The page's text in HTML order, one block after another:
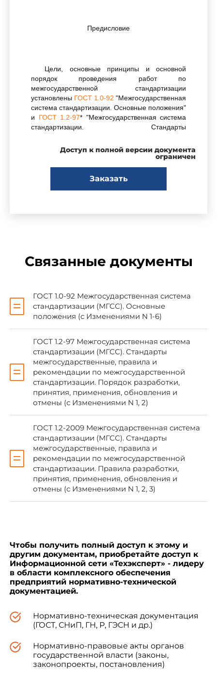
Предисловие
Цели, основные принципы и основной
порядок проведения работ по
межгосударственной стандартизации
установлены ГОСТ 1.0-92 "Межгосударственная
система стандартизации. Основные положения"
и ГОСТ 1.2-97* "Межгосударственная система
стандартизации. Стандарты
по межгосударственной стандартизации.
Порядок разработки, принятия, применения,
обновления, отмены"
Сведения о стандарте
1 РАЗРАБОТАН Федеральным
государственным унитарным предприятием
Всероссийским научно-исследовательским
некоммерческой организацией Научно-
исследовательским центром CALS-технологий
"Прикладная логистика" (АНО НИЦ CALS-
технологий "Прикладная логистика")
ВНЕСЕН Федеральным агентством по
техническому регулированию и метрологии
2 ПРИНЯТ Межгосударственным советом
по стандартизации, метрологии и
сертификации (протокол N 23 от 28 февраля
2006 г.)
За принятие проголосовали:
страны по МК (ИСО 3166)
004-97
по МК (ИСО 3166)
004-97
Азербайджан AZ
Армения
Беларусь
Казахстан
Кыргызстан KG
Молдова MD
Доступ к полной версии документа
ограничен
Заказать
Связанные документы
ГОСТ 1.0-92 Межгосударственная система
стандартизации (МГСС). Основные
положения (с Изменениями N 1-6)
ГОСТ 1.2-97 Межгосударственная система
стандартизации (МГСС). Стандарты
межгосударственные, правила и
рекомендации по межгосударственной
стандартизации. Порядок разработки,
принятия, применения, обновления и
отмены (с Изменениями N 1, 2)
ГОСТ 1.2-2009 Межгосударственная система
стандартизации (МГСС). Стандарты
межгосударственные, правила и
рекомендации по межгосударственной
стандартизации. Правила разработки,
принятия, применения, обновления и
отмены (с Изменениями N 1, 2, 3)
Чтобы получить полный доступ к этому и
другим документам, приобретайте доступ к
Информационной сети «Техэксперт» - лидеру
в области комплексного обеспечения
предприятий нормативно-технической
документацией.
Нормативно-техническая документация
(ГОСТ, СНиП, ГН, Р, ГЭСН и др.)
Нормативно-правовые акты органов
государственной власти (законы,
законопроекты, постановления)